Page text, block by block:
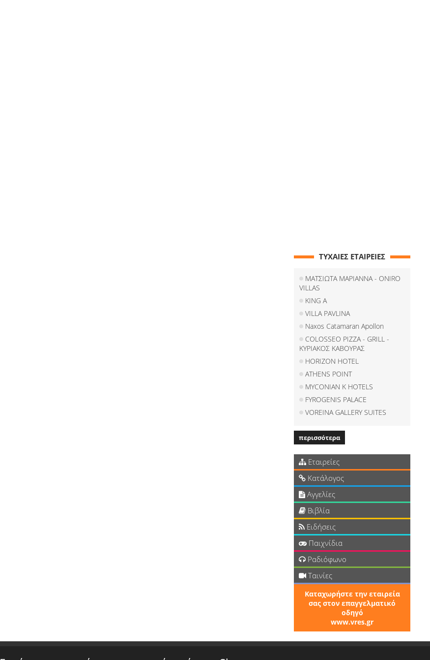
ΤΥΧΑΙΕΣ ΕΤΑΙΡΕΙΕΣ
ΜΑΤΣΙΩΤΑ ΜΑΡΙΑΝΝΑ - ONIRO
VILLAS
KING A
VILLA PAVLINA
Naxos Catamaran Apollon
COLOSSEO PIZZA - GRILL -
ΚΥΡΙΑΚΟΣ ΚΑΒΟΥΡΑΣ
HORIZON HOTEL
ATHENS POINT
MYCONIAN K HOTELS
FYROGENIS PALACE
VOREINA GALLERY SUITES
περισσότερα
Εταιρείες
Κατάλογος
Αγγελίες
Βιβλία
Ειδήσεις
Παιχνίδια
Ραδιόφωνο
Ταινίες
Καταχωρήστε την εταιρεία
σας στον επαγγελματικό
οδηγό
www.vres.gr